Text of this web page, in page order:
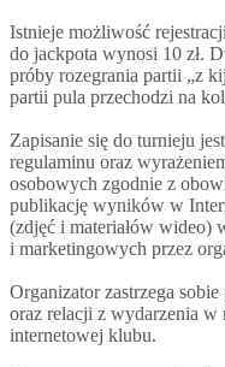
Istnieje możliwość
do jackpota wynosi 10 zł.
próby rozegrania partii „z
partii pula przechodzi na
Zapisanie się do turnieju
regulaminu oraz
osobowych zgodnie z
publikację wyników w
(zdjęć i materiałów wideo)
i marketingowych przez
Organizator zastrzega
oraz relacji z wydarzenia w
internetowej klubu.